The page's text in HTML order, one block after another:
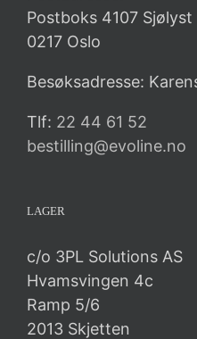
Postboks 4107 Sjølyst
0217 Oslo
Besøksadresse:
Tlf: 22 44 61 52
bestilling@evoline.no
LAGER
c/o 3PL Solutions AS
Hvamsvingen 4c
Ramp 5/6
2013 Skjetten